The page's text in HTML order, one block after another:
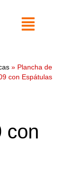
» Plancha de
con Espátulas
con